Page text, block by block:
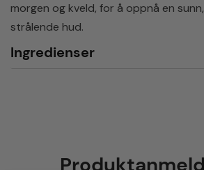
morgen og kveld, for å oppnå en
strålende hud.
Ingredienser